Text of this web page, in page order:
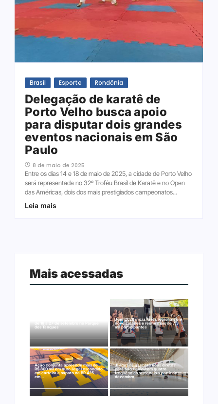
Brasil Esporte Rondônia
Delegação de karatê de
Porto Velho busca apoio
para disputar dois grandes
eventos nacionais em São
Paulo
8 de maio de 2025
Entre os dias 14 e 18 de maio de 2025, a cidade de Porto Velho
será representada no 32º Troféu Brasil de Karatê e no Open
das Américas, dois dos mais prestigiados campeonatos...
Leia mais
Mais acessadas
de 18 a 27 de setembro no Parque
dos Tanques
Joer 2026 inicia fases regionais em
nove cidades e reúne mais de 7,3
mil participantes
Ação conjunta apreende mais de
R$ 800 mil em ouro ilegal escondido
em carteira e sapato na BR 425
em…
Ji-Paraná ganhará voos diretos
para São Paulo com quatro
frequências semanais a partir de
dezembro